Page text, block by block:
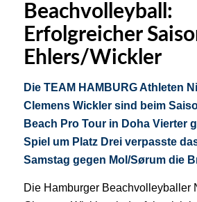
Beachvolleyball:
Erfolgreicher
Ehlers/Wickler
Die TEAM HAMBURG Athleten
Clemens Wickler sind beim
Beach Pro Tour in Doha Vierter
Spiel um Platz Drei verpasste
Samstag gegen Mol/Sørum die
Die Hamburger Beachvolleyballer